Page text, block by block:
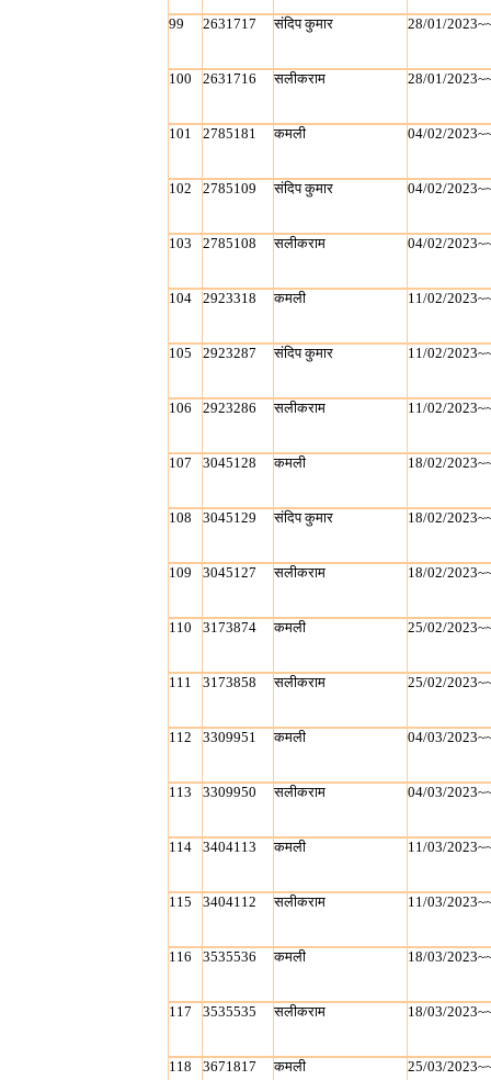
99 2631717 संदिप कुमार 28/01/
100 2631716 सलीकराम 28/01/
101 2785181 कमली 04/02/
102 2785109 संदिप कुमार 04/02/
103 2785108 सलीकराम 04/02/
104 2923318 कमली 11/02/
105 2923287 संदिप कुमार 11/02/
106 2923286 सलीकराम 11/02/
107 3045128 कमली 18/02/
108 3045129 संदिप कुमार 18/02/
109 3045127 सलीकराम 18/02/
110 3173874 कमली 25/02/
111 3173858 सलीकराम 25/02/
112 3309951 कमली 04/03/
113 3309950 सलीकराम 04/03/
114 3404113 कमली 11/03/
115 3404112 सलीकराम 11/03/
116 3535536 कमली 18/03/
117 3535535 सलीकराम 18/03/
118 3671817 कमली 25/03/